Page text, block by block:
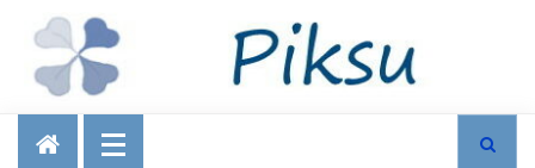
Talous